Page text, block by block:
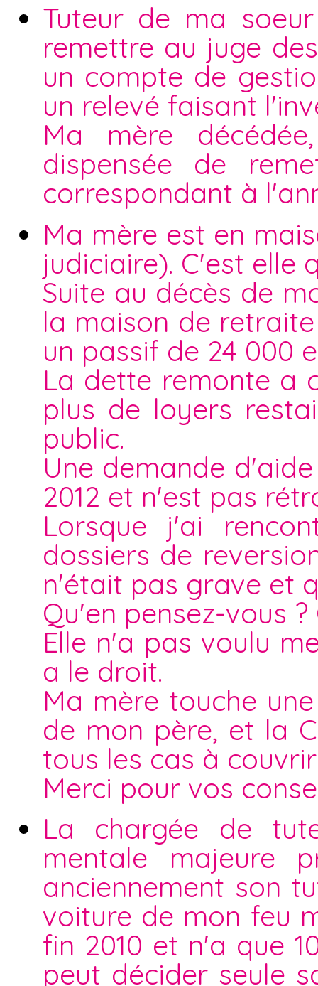
Tuteur de ma
remettre au juge
un compte de
un relevé faisant
Ma mère
dispensée de
correspondant à
Ma mère est en
judiciaire). C'est elle
Suite au décès de
la maison de
un passif de 24 000
La dette remonte a
plus de loyers
public.
Une demande
2012 et n'est pas
Lorsque j'ai
dossiers de
n'était pas grave et
Qu'en pensez-vous
Elle n'a pas voulu
a le droit.
Ma mère touche
de mon père, et la
tous les cas à
Merci pour vos
La chargée de
mentale majeure
anciennement son
voiture de mon feu
fin 2010 et n'a que
peut décider seule